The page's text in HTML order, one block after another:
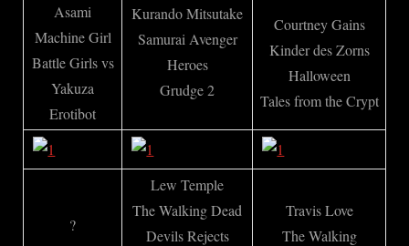
Asami
Machine Girl
Battle Girls vs
Yakuza
Erotibot
Kurando Mitsutake
Samurai Avenger
Heroes
Grudge 2
Courtney Gains
Kinder des Zorns
Halloween
Tales from the Crypt
?
Lew Temple
The Walking Dead
Devils Rejects
Travis Love
The Walking